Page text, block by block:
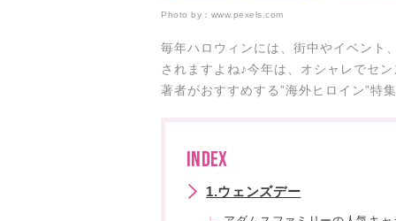
Photo by： www.pexels.com
毎年ハロウィンには、街中やイベント
されますよね♪今年は、オシャレでセ
著者がおすすめする”海外ヒロイン”
INDEX
1.ウェンズデー